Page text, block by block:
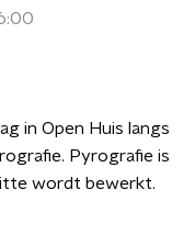
in Open Huis langs
Pyrografie is
wordt bewerkt.